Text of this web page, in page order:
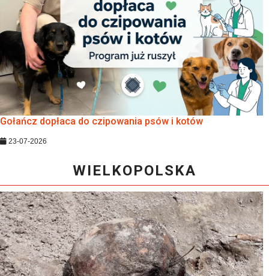
Gołańcz dopłaca do czipowania psów i kotów
23-07-2026
WIELKOPOLSKA